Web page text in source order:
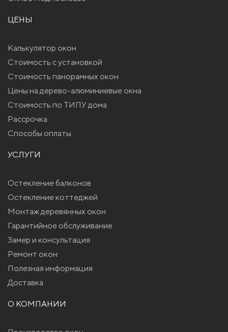
ЦЕНЫ
Калькулятор окон
Стоимость с установкой
Стоимость панорамных окон
Цены на дерево-алюминиевые окна
Стоимость по ТИПУ дома
Рассрочка
Способы оплаты
УСЛУГИ
Остекление балконов
Остекление коттеджей
Монтаж деревянных окон
Гарантийное обслуживание
Замер и консультация
Ремонт окон
Полезная информация
Доставка
О КОМПАНИИ